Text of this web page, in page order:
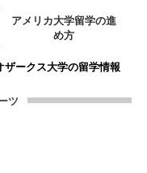
アメリカ大学留学の進
め方
ザークス大学の留学情報
ツ